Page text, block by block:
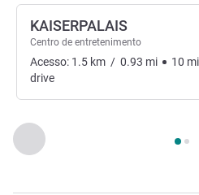
Anterior - Arte, cultura e
Página , Arte, cultura e
KAISERPALAIS
Centro de entretenimento
Acesso: 1.5 km / 0.93 mi 10
drive